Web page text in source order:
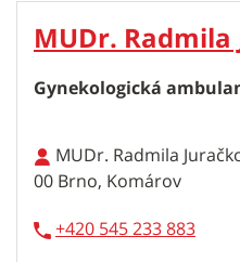
MUDr. Radmila
Gynekologická
MUDr. Radmila
00 Brno, Komárov
+420 545 233 883